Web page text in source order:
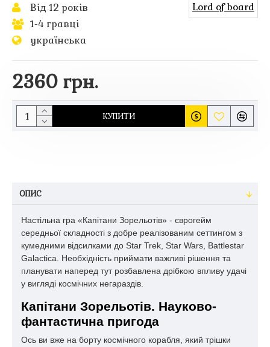
2360 грн.
Від 12 років
1-4 гравці
українська
Lord of board
КУПИТИ
ОПИС
Настільна гра «Капітани Зорельотів» - єврогейм
середньої складності з добре реалізованим сеттингом з
кумедними відсилками до Star Trek, Star Wars, Battlestar
Galactica. Необхідність приймати важливі рішення та
планувати наперед тут розбавлена дрібкою впливу удачі
у вигляді космічних негараздів.
Капітани Зорельотів. Науково-
фантастична пригода
Ось ви вже на борту космічного корабля, який трішки